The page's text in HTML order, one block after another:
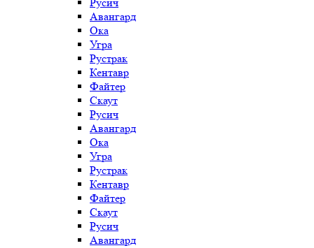
Авангард
Ока
Угра
Рустрак
Кентавр
Файтер
Скаут
Русич
Авангард
Ока
Угра
Рустрак
Кентавр
Файтер
Скаут
Русич
Авангард